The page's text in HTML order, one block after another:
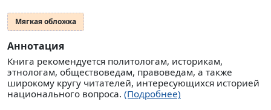
Мягкая обложка
Аннотация
Книга рекомендуется политологам, историкам,
этнологам, обществоведам, правоведам, а также
широкому кругу читателей, интересующихся историей
национального вопроса. (Подробнее)